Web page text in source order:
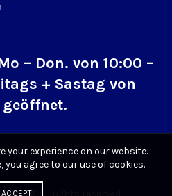
– Don. von 10:00 –
+ Sastag von
SHOP
your experience on our website.
agree to our use of cookies.
ACCEPT